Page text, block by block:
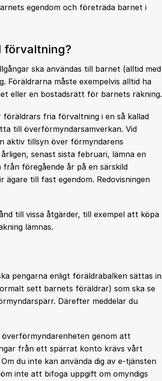
egendom och företräda barnet i
förvaltning?
ska användas till barnet (alltid med
Föräldrarna måste exempelvis alltid ha
eller en bostadsrätt för barnets räkning.
fria förvaltning i en så kallad
till överförmyndarsamverkan. Vid
aktiv tillsyn över förmyndarens
senast sista februari, lämna en
föregående år på en särskild
ägare till fast egendom. Redovisningen
till vissa åtgärder, till exempel att köpa
lämnas.
pengarna enligt föräldrabalken sättas in
sett barnets föräldrar) som ska se
Därefter meddelar du
genom att
från ett spärrat konto krävs vårt
du inte kan använda dig av e-tjänsten
inte att bifoga uppgift om omyndigs